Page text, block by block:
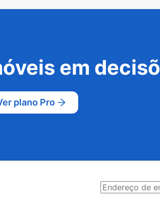
em
plano Pro